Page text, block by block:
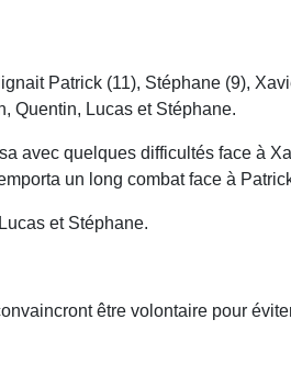
Patrick (11), Stéphane (9),
Quentin, Lucas et Stéphane.
avec quelques difficultés face à
un long combat face à
et Stéphane.
être volontaire pour